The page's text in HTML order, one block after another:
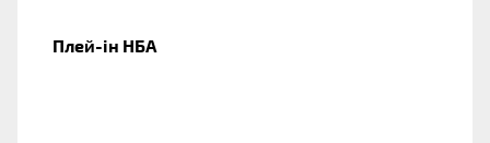
Плей-ін НБА